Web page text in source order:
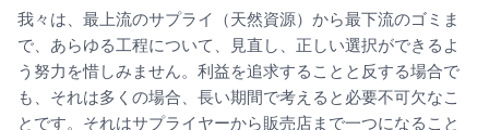
我々は、最上流のサプライ（天然資源）から最下流のゴミま
で、あらゆる工程について、見直し、正しい選択ができるよ
う努力を惜しみません。利益を追求することと反する場合で
も、それは多くの場合、長い期間で考えると必要不可欠なこ
とです。それはサプライヤーから販売店まで一つになること